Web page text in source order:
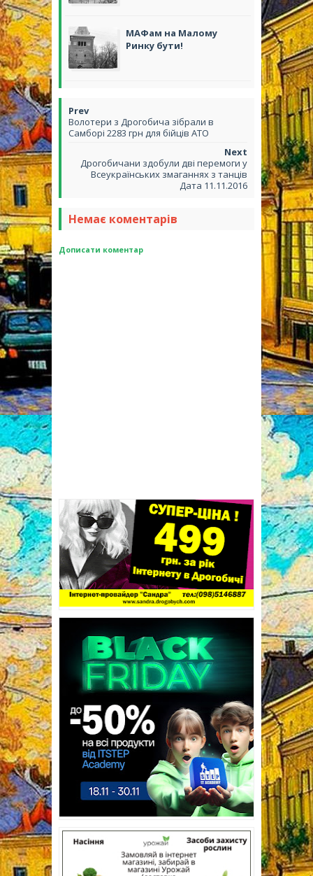
МАФам на Малому
Ринку бути!
Волотери з Дрогобича зібрали в
Самборі 2283 грн для бійців АТО
Дрогобичани здобули дві перемоги у
Всеукраїнських змаганнях з танців
Дата 11.11.2016
Немає коментарів
Дописати коментар